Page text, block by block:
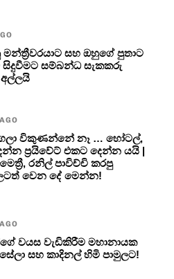
මන්ත්‍රීවරයාට සහ ඔහුගේ පුතාට
සිදුවීමට සම්බන්ධ සැකකරු
අල්ලයි
විකුණන්නේ නෑ … හෝටල්,
ප්‍රයිවේට් එකට දෙන්න යයි |
රනිල් පාවිච්චි කරපු
වෙන දේ මෙන්න!
වයස වැඩිකිරීම මහානායක
සහ කාදිනල් හිමි පාමුලට!